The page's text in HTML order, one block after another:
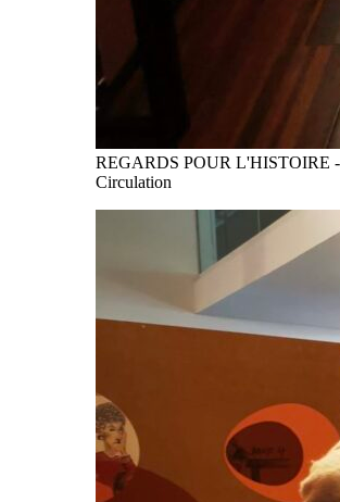
REGARDS POUR L'HISTOIRE -
Circulation